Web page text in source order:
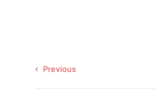
Previous